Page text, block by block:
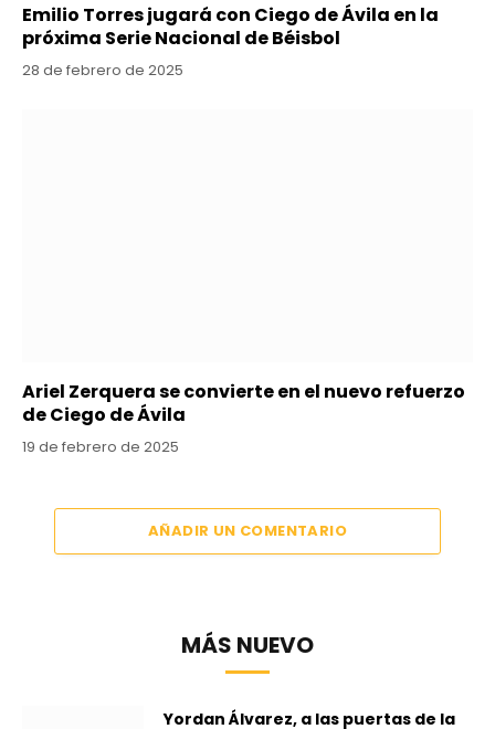
Emilio Torres jugará con Ciego de Ávila en la
próxima Serie Nacional de Béisbol
28 de febrero de 2025
Ariel Zerquera se convierte en el nuevo refuerzo
de Ciego de Ávila
19 de febrero de 2025
AÑADIR UN COMENTARIO
MÁS NUEVO
Yordan Álvarez, a las puertas de la